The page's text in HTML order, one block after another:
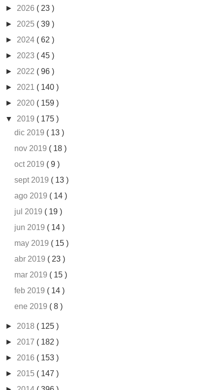
► 2026 ( 23 )
► 2025 ( 39 )
► 2024 ( 62 )
► 2023 ( 45 )
► 2022 ( 96 )
► 2021 ( 140 )
► 2020 ( 159 )
▼ 2019 ( 175 )
dic 2019 ( 13 )
nov 2019 ( 18 )
oct 2019 ( 9 )
sept 2019 ( 13 )
ago 2019 ( 14 )
jul 2019 ( 19 )
jun 2019 ( 14 )
may 2019 ( 15 )
abr 2019 ( 23 )
mar 2019 ( 15 )
feb 2019 ( 14 )
ene 2019 ( 8 )
► 2018 ( 125 )
► 2017 ( 182 )
► 2016 ( 153 )
► 2015 ( 147 )